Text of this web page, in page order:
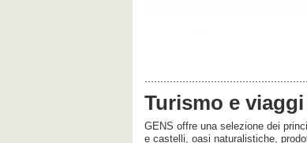
Turismo e
GENS offre una selezione dei
e castelli, oasi naturalistiche,